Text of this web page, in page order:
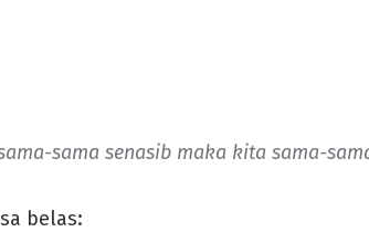
sama senasib maka kita sama-
belas: